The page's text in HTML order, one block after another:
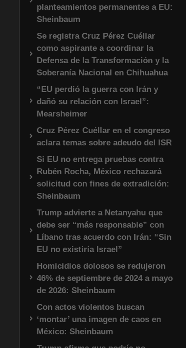
planteamientos permanentes a EU:
Sheinbaum
Se registra Cruz Pérez Cuéllar
como aspirante a coordinar la
Defensa de la Transformación y la
Soberanía Nacional en Chihuahua
“EU perdió la guerra con Irán y
dañó su relación con Israel”:
Mearsheimer
Cruz Pérez Cuéllar en el congreso
aclara temas sobre adeudo del ISR
Si EU no entrega pruebas contra
Rubén Rocha, México rechazará
solicitud con fines de extradición:
Sheinbaum
Trump advierte a Netanyahu que
debe ser “más responsable” con
Líbano tras acuerdo con Irán: “Sin
EU no existiría Israel”
Homicidios dolosos se redujeron
46% de septiembre de 2024 a mayo
de 2026: Sheinbaum
Con actos violentos buscan
‘montar’ una imagen de caos en
México: Sheinbaum